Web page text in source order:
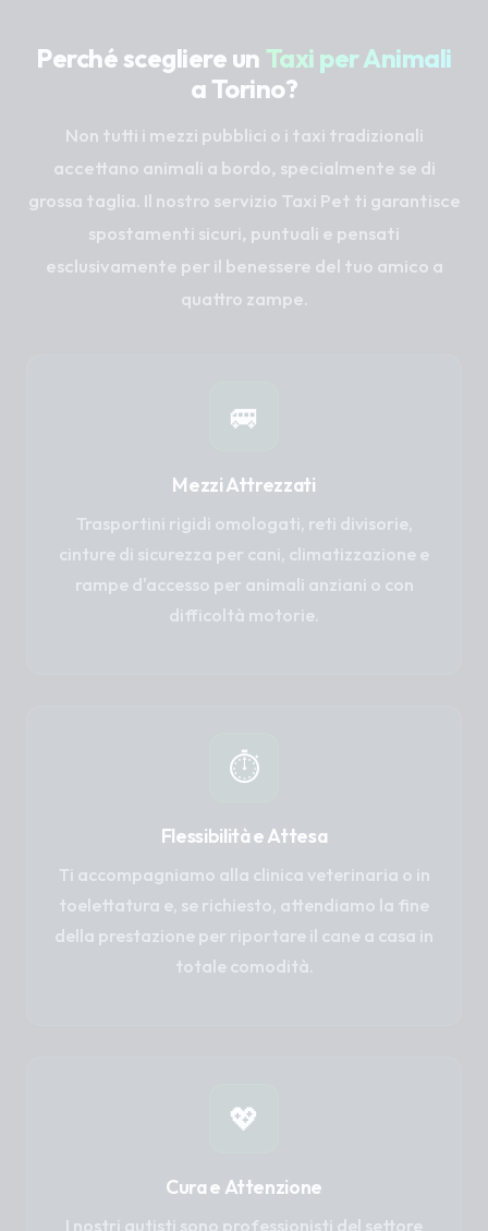
Perché scegliere un Taxi per Animali
a Torino?
Non tutti i mezzi pubblici o i taxi tradizionali
accettano animali a bordo, specialmente se di
grossa taglia. Il nostro servizio Taxi Pet ti garantisce
spostamenti sicuri, puntuali e pensati
esclusivamente per il benessere del tuo amico a
quattro zampe.
🚐
Mezzi Attrezzati
Trasportini rigidi omologati, reti divisorie,
cinture di sicurezza per cani, climatizzazione e
rampe d'accesso per animali anziani o con
difficoltà motorie.
⏱️
Flessibilità e Attesa
Ti accompagniamo alla clinica veterinaria o in
toelettatura e, se richiesto, attendiamo la fine
della prestazione per riportare il cane a casa in
totale comodità.
💖
Cura e Attenzione
I nostri autisti sono professionisti del settore